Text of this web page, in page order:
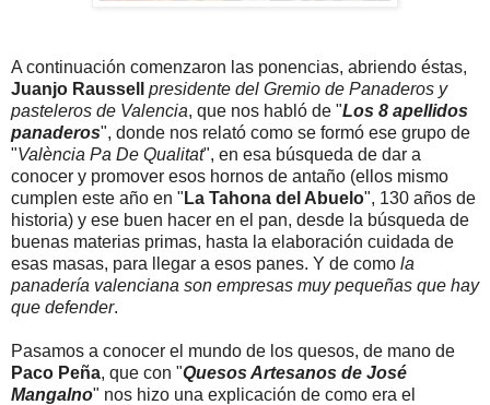
A continuación comenzaron las ponencias, abriendo éstas,
Juanjo Raussell
presidente del Gremio de Panaderos y
pasteleros de Valencia, que nos habló de "Los 8 apellidos
panaderos", donde nos relató como se formó ese grupo de
"València Pa De Qualitat", en esa búsqueda de dar a
conocer y promover esos hornos de antaño (ellos mismo
cumplen este año en " La Tahona del Abuelo", 130 años de
historia) y ese buen hacer en el pan, desde la búsqueda de
buenas materias primas, hasta la elaboración cuidada de
esas masas, para llegar a esos panes. Y de como la
panadería valenciana son empresas muy pequeñas que hay
que defender.
Pasamos a conocer el mundo de los quesos, de mano de
Paco Peña, que con "Quesos Artesanos de José
Mangalno" nos hizo una explicación de como era el